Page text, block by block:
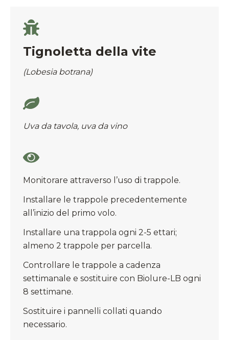
Tignoletta della vite
(Lobesia botrana)
Uva da tavola, uva da vino
Monitorare attraverso l’uso di trappole.
Installare le trappole precedentemente
all’inizio del primo volo.
Installare una trappola ogni 2-5 ettari;
almeno 2 trappole per parcella.
Controllare le trappole a cadenza
settimanale e sostituire con Biolure-LB ogni
8 settimane.
Sostituire i pannelli collati quando
necessario.